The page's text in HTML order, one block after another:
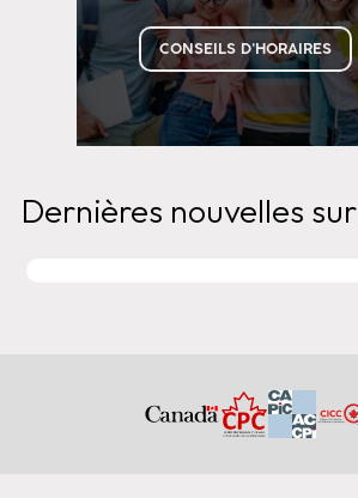
CONSEILS D'HORAIRES
Dernières nouvelles sur